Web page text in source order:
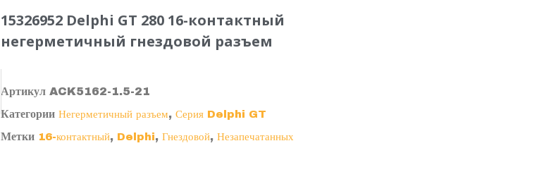
15326952 Delphi GT 280 16-контактный
негерметичный гнездовой разъем
Артикул ACK5162-1.5-21
Категории Негерметичный разъем, Серия Delphi GT
Метки 16-контактный, Delphi, Гнездовой, Незапечатанных